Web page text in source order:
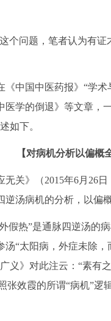
个问题，笔者认为有
中国中医药报》“学术
医学的倒退》等文章
如下。
【对病机分析以偏概
关》（2015年6月26
汤病机的分析，以偏概
假热”是通脉四逆汤的
“太阳病，外症未除
义》对此注云：“素有
张效霞的所谓“病机”